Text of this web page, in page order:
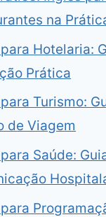
na
Hotelaria:
Prática
Turismo:
de Viagem
Saúde: